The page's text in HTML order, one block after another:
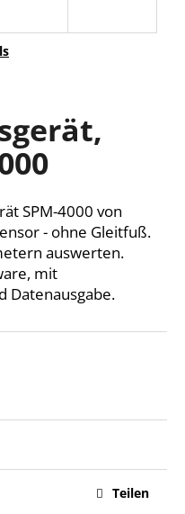
SPM-4000 von
- ohne Gleitfuß.
auswerten.
mit
Datenausgabe.
Teilen